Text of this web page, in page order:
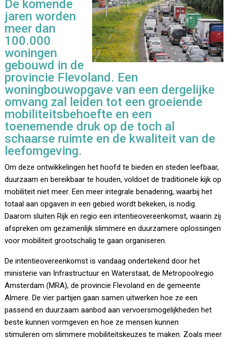
De komende
jaren worden
meer dan
100.000
woningen
gebouwd in de
provincie Flevoland. Een
woningbouwopgave van een dergelijke
omvang zal leiden tot een groeiende
mobiliteitsbehoefte en een
toenemende druk op de toch al
schaarse ruimte en de kwaliteit van de
leefomgeving.
Om deze ontwikkelingen het hoofd te bieden en steden leefbaar,
duurzaam en bereikbaar te houden, voldoet de traditionele kijk op
mobiliteit niet meer. Een meer integrale benadering, waarbij het
totaal aan opgaven in een gebied wordt bekeken, is nodig.
Daarom sluiten Rijk en regio een intentieovereenkomst, waarin zij
afspreken om gezamenlijk slimmere en duurzamere oplossingen
voor mobiliteit grootschalig te gaan organiseren.
De intentieovereenkomst is vandaag ondertekend door het
ministerie van Infrastructuur en Waterstaat, de Metropoolregio
Amsterdam (MRA), de provincie Flevoland en de gemeente
Almere. De vier partijen gaan samen uitwerken hoe ze een
passend en duurzaam aanbod aan vervoersmogelijkheden het
beste kunnen vormgeven en hoe ze mensen kunnen
stimuleren om slimmere mobiliteitskeuzes te maken. Zoals meer